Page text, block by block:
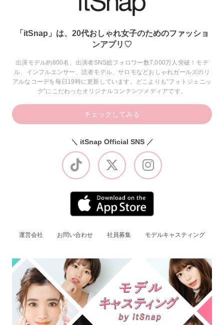
「itSnap」は、20代おしゃれ女子のためのファッショ
ンアプリ♡
出演モデル約800名、出演者SNS総フォロワー数7,000万人突破！モデ
ル、インフルエンサー、読者モデル、サロモなどおしゃれガールズのリ
アルなコーデを毎日19時に更新しています。どこよりも“フォトジェニッ
ク”にこだわったオリジナルコンテンツメディアです。
チェックしてみる
＼ itSnap Official SNS ／
運営会社 お問い合わせ 社員募集 モデルキャスティング